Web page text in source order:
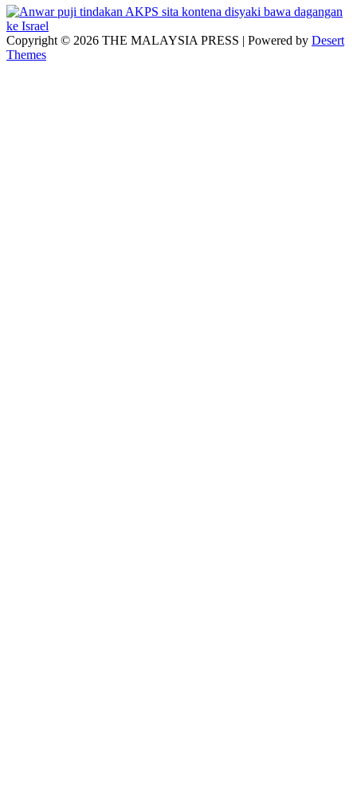
Copyright © 2026 THE MALAYSIA PRESS | Powered by Desert
Themes